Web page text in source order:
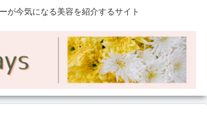
が今気になる美容を紹介するサイト